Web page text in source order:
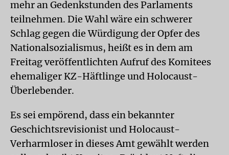
mehr an Gedenkstunden des Parlaments
teilnehmen. Die Wahl wäre ein schwerer
Schlag gegen die Würdigung der Opfer des
Nationalsozialismus, heißt es in dem am
Freitag veröffentlichten Aufruf des Komitees
ehemaliger KZ-Häftlinge und Holocaust-
Überlebender.
Es sei empörend, dass ein bekannter
Geschichtsrevisionist und Holocaust-
Verharmloser in dieses Amt gewählt werden